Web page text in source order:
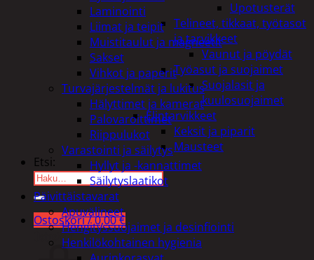
Upotusterät
Telineet, tikkaat, työtasot
ja tarvikkeet
Vaunut ja pöydät
Työasut ja suojaimet
Suojalasit ja
kuulosuojaimet
Elintarvikkeet
Keksit ja piparit
Mausteet
Etsi:
Ostoskori /0,00€
Ostoskori
Laminointi
Liimat ja teipit
Muistitaulut ja magneetit
Sakset
Vihkot ja paperit
Turvajärjestelmät ja lukitus
Hälyttimet ja kamerat
Palovaroittimet
Riippulukot
Varastointi ja säilytys
Hyllyt ja -kannattimet
Säilytyslaatikot
Päivittäistavarat
Apuvälineet
Hengityssuojaimet ja desinfiointi
Henkilökohtainen hygienia